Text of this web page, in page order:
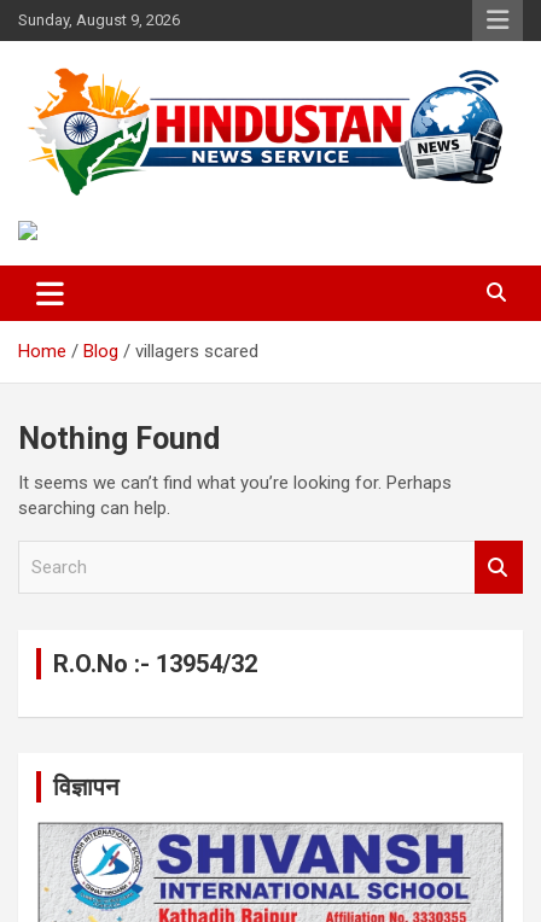
Skip
to
Sunday, August 9, 2026
Hindustan News Service
Home Blog villagers scared
Nothing Found
It seems we can’t find what you’re looking for. Perhaps
searching can help.
R.O.No :- 13954/32
विज्ञापन